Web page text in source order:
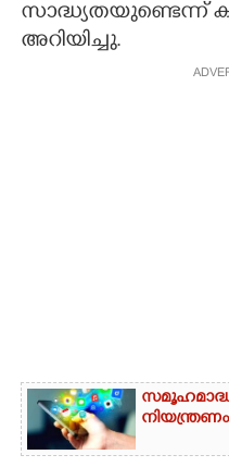
സാദ്ധ്യതയുണ്ടെന്ന്
അറിയിച്ചു.
നിയന്ത്രണം